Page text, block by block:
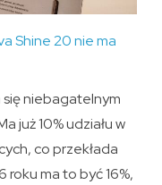
Shine 20 nie ma
się niebagatelnym
już 10% udziału w
co przekłada
roku ma to być 16%,